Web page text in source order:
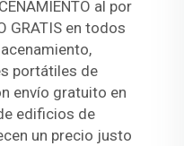
al por
GRATIS en todos
portátiles de
envío gratuito en
edificios de
un precio justo